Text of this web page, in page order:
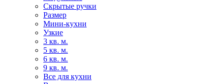
Скрытые ручки
Размер
Мини-кухни
Узкие
3 кв. м.
5 кв. м.
6 кв. м.
9 кв. м.
Все для кухни